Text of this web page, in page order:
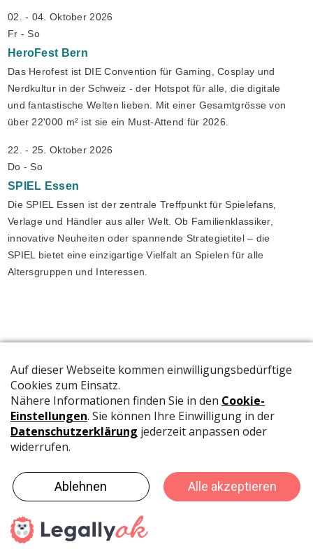
02. - 04. Oktober 2026
Fr - So
HeroFest Bern
Das Herofest ist DIE Convention für Gaming, Cosplay und
Nerdkultur in der Schweiz - der Hotspot für alle, die digitale
und fantastische Welten lieben. Mit einer Gesamtgrösse von
über 22'000 m² ist sie ein Must-Attend für 2026.
22. - 25. Oktober 2026
Do - So
SPIEL Essen
Die SPIEL Essen ist der zentrale Treffpunkt für Spielefans,
Verlage und Händler aus aller Welt. Ob Familienklassiker,
innovative Neuheiten oder spannende Strategietitel – die
SPIEL bietet eine einzigartige Vielfalt an Spielen für alle
Altersgruppen und Interessen.
Die offizielle Publikation der Schweizer Papeterien informiert
Meldungen aus der Branche.